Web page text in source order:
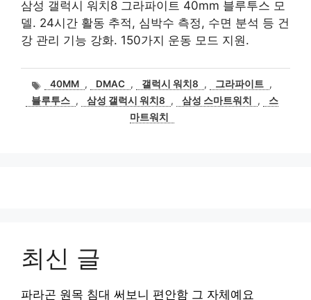
삼성 갤럭시 워치8 그라파이트 40mm 블루투스 모
델. 24시간 활동 추적, 심박수 측정, 수면 분석 등 건
강 관리 기능 강화. 150가지 운동 모드 지원.
태
그
40MM , DMAC , 갤럭시 워치8 , 그라파이트 ,
블루투스 , 삼성 갤럭시 워치8 , 삼성 스마트워치 ,
스
마트워치
최신 글
파라곤 원목 침대 써보니 편안함 그 자체예요